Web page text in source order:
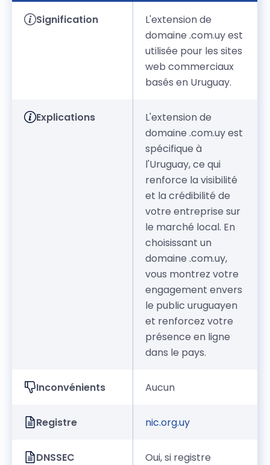
Signification
L'extension de
domaine .com.uy est
utilisée pour les sites
web commerciaux
basés en Uruguay.
Explications
L'extension de
domaine .com.uy est
spécifique à
l'Uruguay, ce qui
renforce la visibilité
et la crédibilité de
votre entreprise sur
le marché local. En
choisissant un
domaine .com.uy,
vous montrez votre
engagement envers
le public uruguayen
et renforcez votre
présence en ligne
dans le pays.
Inconvénients Aucun
Registre nic.org.uy
DNSSEC
Oui, si registre